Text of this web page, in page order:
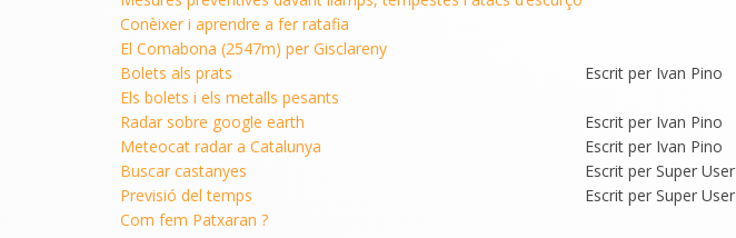
Conèixer i aprendre a fer ratafia
El Comabona (2547m) per Gisclareny
Bolets als prats
Escrit per Ivan Pino
Els bolets i els metalls pesants
Radar sobre google earth
Escrit per Ivan Pino
Meteocat radar a Catalunya
Escrit per Ivan Pino
Buscar castanyes
Escrit per Super User
Previsió del temps
Escrit per Super User
Com fem Patxaran ?